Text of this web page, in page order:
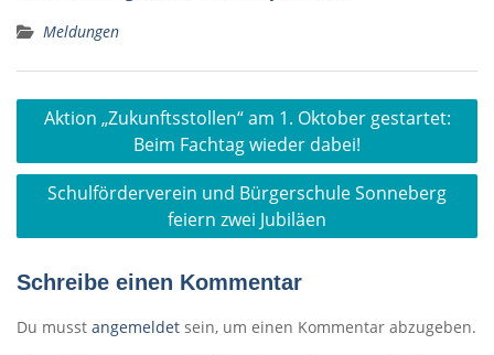
Meldungen
Beitragsnavigation
Aktion „Zukunftsstollen“ am 1. Oktober gestartet:
Beim Fachtag wieder dabei!
Schulförderverein und Bürgerschule Sonneberg
feiern zwei Jubiläen
Schreibe einen Kommentar
Du musst angemeldet sein, um einen Kommentar abzugeben.